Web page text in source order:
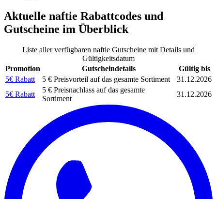
Aktuelle naftie Rabattcodes und
Gutscheine im Überblick
Liste aller verfügbaren naftie Gutscheine mit Details und
Gültigkeitsdatum
Promotion
Gutscheindetails
Gültig bis
5€ Rabatt
5 € Preisvorteil auf das gesamte Sortiment
31.12.2026
5€ Rabatt
5 € Preisnachlass auf das gesamte
Sortiment
31.12.2026